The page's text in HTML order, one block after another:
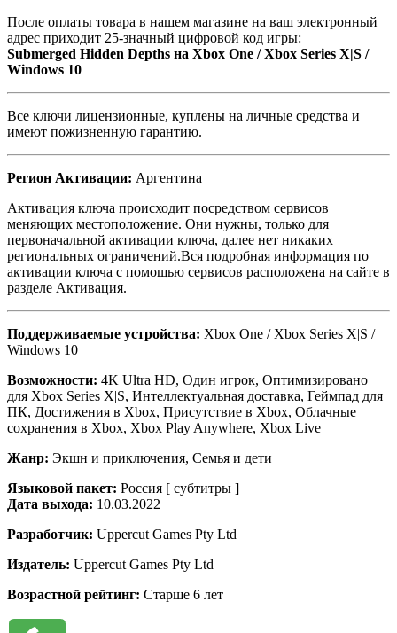
После оплаты товара в нашем магазине на ваш электронный
адрес приходит 25-значный цифровой код игры:
Submerged Hidden Depths на Xbox One / Xbox Series X|S /
Windows 10
Все ключи лицензионные, куплены на личные средства и
имеют пожизненную гарантию.
Регион Активации: Аргентина
Активация ключа происходит посредством сервисов
меняющих местоположение. Они нужны, только для
первоначальной активации ключа, далее нет никаких
региональных ограничений.Вся подробная информация по
активации ключа с помощью сервисов расположена на сайте в
разделе Активация.
Поддерживаемые устройства: Xbox One / Xbox Series X|S /
Windows 10
Возможности: 4K Ultra HD, Один игрок, Оптимизировано
для Xbox Series X|S, Интеллектуальная доставка, Геймпад для
ПК, Достижения в Xbox, Присутствие в Xbox, Облачные
сохранения в Xbox, Xbox Play Anywhere, Xbox Live
Жанр: Экшн и приключения, Семья и дети
Языковой пакет: Россия [ субтитры ]
Дата выхода: 10.03.2022
Разработчик: Uppercut Games Pty Ltd
Издатель: Uppercut Games Pty Ltd
Возрастной рейтинг: Старше 6 лет